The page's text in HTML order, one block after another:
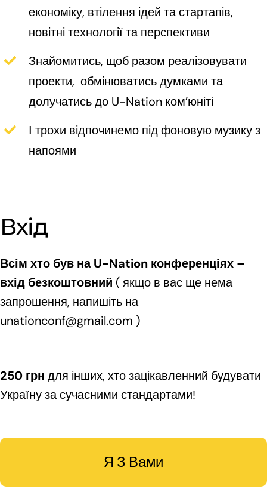
економіку, втілення ідей та стартапів,
новітні технології та перспективи
Знайомитись, щоб разом реалізовувати
проекти, обмінюватись думками та
долучатись до U-Nation ком’юніті
І трохи відпочинемо під фоновую музику з
напоями
Вхід
Всім хто був на U-Nation конференціях –
вхід безкоштовний ( якщо в вас ще нема
запрошення, напишіть на
unationconf@gmail.com )
250 грн для інших, хто зацікавленний будувати
Україну за сучасними стандартами!
Я З Вами